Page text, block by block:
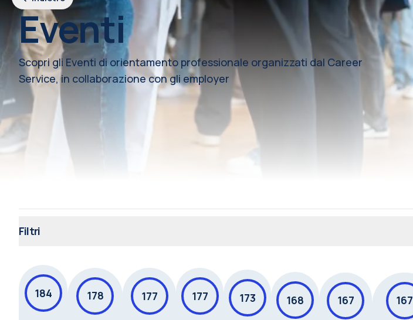
Eventi
Scopri gli Eventi di orientamento professionale organizzati dal Career
Service, in collaborazione con gli employer
Filtri
184 178 177 177 173 168 167 167